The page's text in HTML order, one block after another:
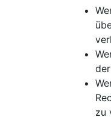
zu